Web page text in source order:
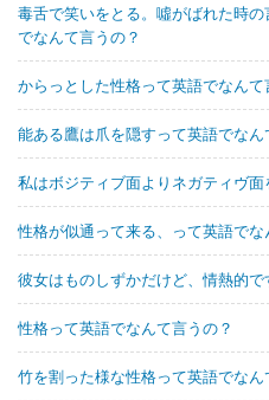
毒舌で笑いをとる。噓がばれた時
でなんて言うの？
からっとした性格って英語でなんて
能ある鷹は爪を隠すって英語でなん
私はボジティブ面よりネガティヴ
性格が似通って来る、って英語でな
彼女はものしずかだけど、情熱的
性格って英語でなんて言うの？
竹を割った様な性格って英語でなん